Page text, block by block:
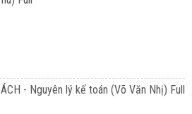
- Nguyên lý kế toán (Võ Văn Nhị) Full